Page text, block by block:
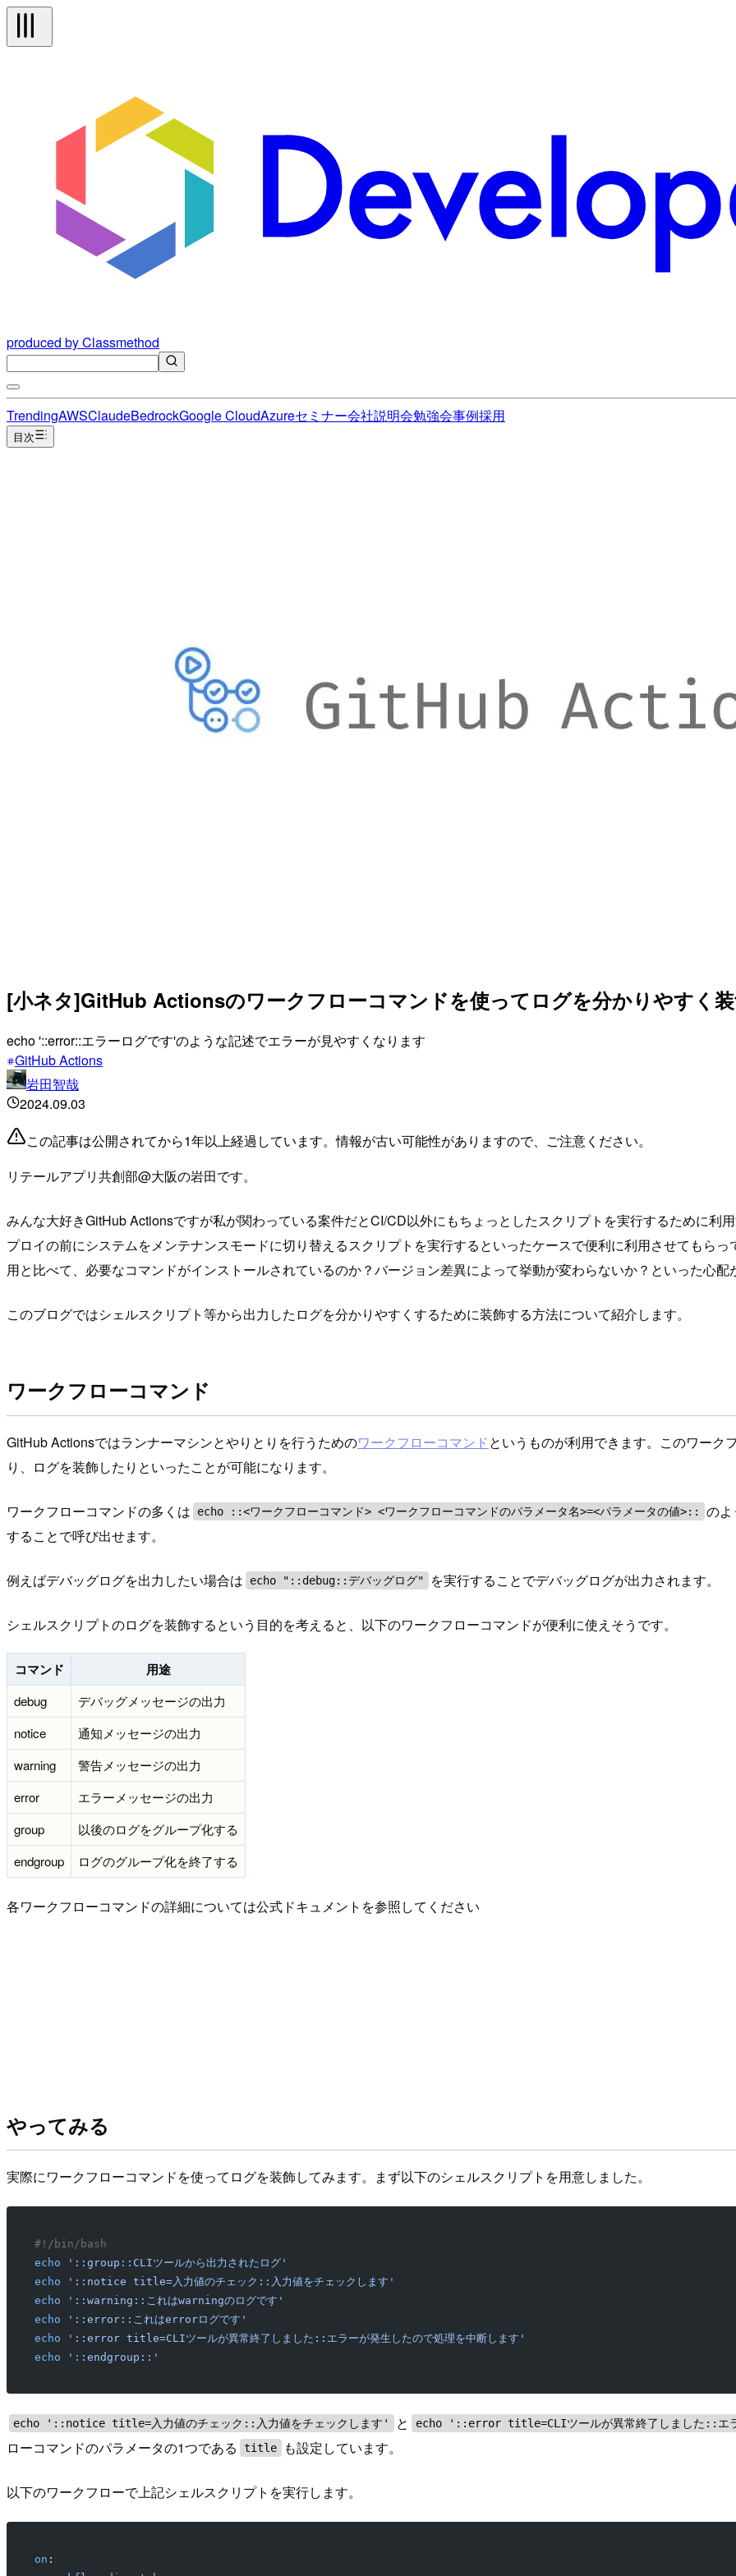
produced by Classmethod
TrendingAWSClaudeBedrockGoogle CloudAzureセミナー会社説明会勉強会事例採用
目次
[小ネタ]GitHub Actionsのワークフローコマンドを使ってログを分かりやすく
echo '::error::エラーログです'のような記述でエラーが見やすくなります
GitHub Actions
岩田智哉
2024.09.03
この記事は公開されてから1年以上経過しています。情報が古い可能性がありますので、ご注意ください。
リテールアプリ共創部@大阪の岩田です。
みんな大好きGitHub Actionsですが私が関わっている案件だとCI/CD以外にもちょっとしたスクリプトを実行するために利
プロイの前にシステムをメンテナンスモードに切り替えるスクリプトを実行するといったケースで便利に利用させてもら
用と比べて、必要なコマンドがインストールされているのか？バージョン差異によって挙動が変わらないか？といった心配
このブログではシェルスクリプト等から出力したログを分かりやすくするために装飾する方法について紹介します。
ワークフローコマンド
GitHub Actionsではランナーマシンとやりとりを行うためのワークフローコマンドというものが利用できます。このワーク
り、ログを装飾したりといったことが可能になります。
ワークフローコマンドの多くは echo ::<ワークフローコマンド> <ワークフローコマンドのパラメータ名>=<パラメータの値>:: の
することで呼び出せます。
例えばデバッグログを出力したい場合は echo "::debug::デバッグログ" を実行することでデバッグログが出力されます。
シェルスクリプトのログを装飾するという目的を考えると、以下のワークフローコマンドが便利に使えそうです。
コマンド 用途
debug
デバッグメッセージの出力
notice
通知メッセージの出力
warning
警告メッセージの出力
error
エラーメッセージの出力
group
以後のログをグループ化する
endgroup
ログのグループ化を終了する
各ワークフローコマンドの詳細については公式ドキュメントを参照してください
やってみる
実際にワークフローコマンドを使ってログを装飾してみます。まず以下のシェルスクリプトを用意しました。
#!/bin/bash
echo '::group::CLIツールから出力されたログ'
echo '::notice title=入力値のチェック::入力値をチェックします'
echo '::warning::これはwarningのログです'
echo '::error::これはerrorログです'
echo '::error title=CLIツールが異常終了しました::エラーが発生したので処理を中断します'
echo '::endgroup::'
echo '::notice title=入力値のチェック::入力値をチェックします' と echo '::error title=CLIツールが異常終了しました::エラ
ローコマンドのパラメータの1つである
title も設定しています。
以下のワークフローで上記シェルスクリプトを実行します。
on :